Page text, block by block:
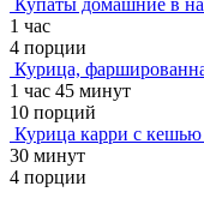
1 час
4 порции
Курица,
1 час 45 минут
10 порций
Курица карри с
30 минут
4 порции